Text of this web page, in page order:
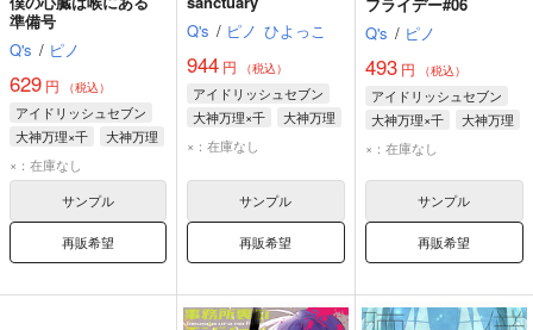
準備号
Q's / ピノ
629 円 （税込）
アイドリッシュセブン
大神万理×千
大神万理
千
×：在庫なし
サンプル
再販希望
Q's / ピノ ひよっこ
944 円 （税込）
アイドリッシュセブン
大神万理×千
大神万理
千
×：在庫なし
サンプル
再販希望
Q's / ピノ
493円 （税込）
アイドリッシュセブン
大神万理×千
大神万理
千
×：在庫なし
サンプル
再販希望